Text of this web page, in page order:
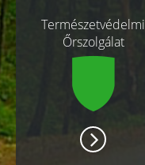
Természetvédelmi
Őrszolgálat